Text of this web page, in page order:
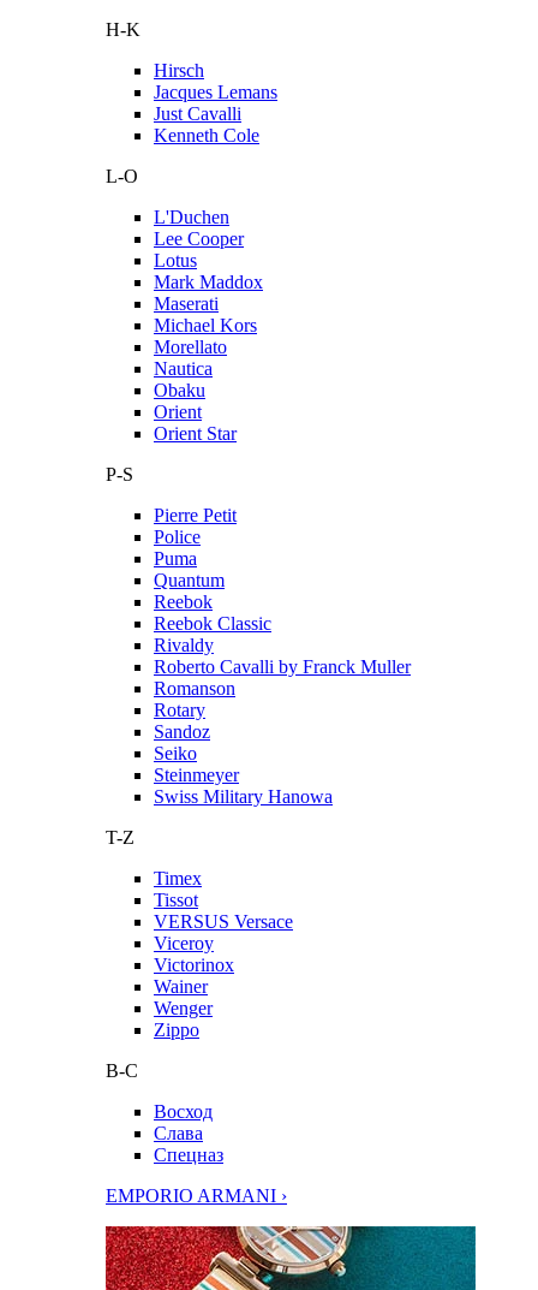
H-K
Hirsch
Jacques Lemans
Just Cavalli
Kenneth Cole
L-O
L'Duchen
Lee Cooper
Lotus
Mark Maddox
Maserati
Michael Kors
Morellato
Nautica
Obaku
Orient
Orient Star
P-S
Pierre Petit
Police
Puma
Quantum
Reebok
Reebok Classic
Rivaldy
Roberto Cavalli by Franck Muller
Romanson
Rotary
Sandoz
Seiko
Steinmeyer
Swiss Military Hanowa
T-Z
Timex
Tissot
VERSUS Versace
Viceroy
Victorinox
Wainer
Wenger
Zippo
В-С
Восход
Слава
Спецназ
EMPORIO ARMANI ›